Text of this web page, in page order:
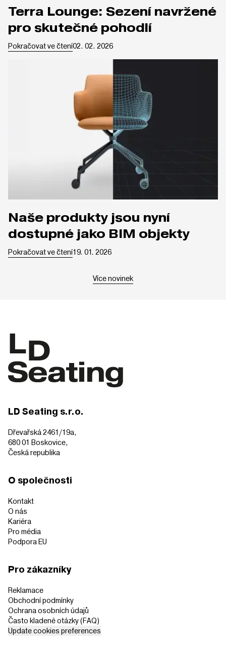
Terra Lounge: Sezení navržené
pro skutečné pohodlí
Pokračovat ve čtení02. 02. 2026
Naše produkty jsou nyní
dostupné jako BIM objekty
Pokračovat ve čtení19. 01. 2026
Více novinek
LD Seating s.r.o.
Dřevařská 2461/19a,
680 01 Boskovice,
Česká republika
O společnosti
Kontakt
O nás
Kariéra
Pro média
Podpora EU
Pro zákazníky
Reklamace
Obchodní podmínky
Ochrana osobních údajů
Často kladené otázky (FAQ)
Update cookies preferences